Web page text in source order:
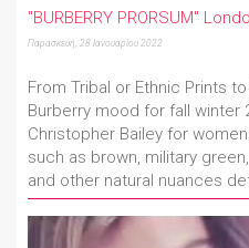
"BURBERRY PRORSUM"
Παρασκευή, 28 Ιανουαρίου 2022
From Tribal or Ethnic Prints
Burberry mood for fall winter
Christopher Bailey for
such as brown, military
and other natural nuances